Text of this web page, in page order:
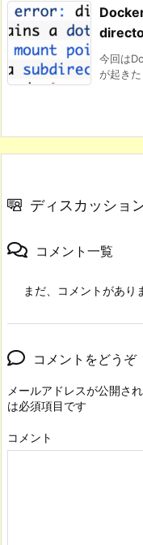
今回は
が起き
ディスカッショ
コメント一覧
まだ、コメントがあり
コメントをどうぞ
メールアドレスが公開さ
は必須項目です
コメント